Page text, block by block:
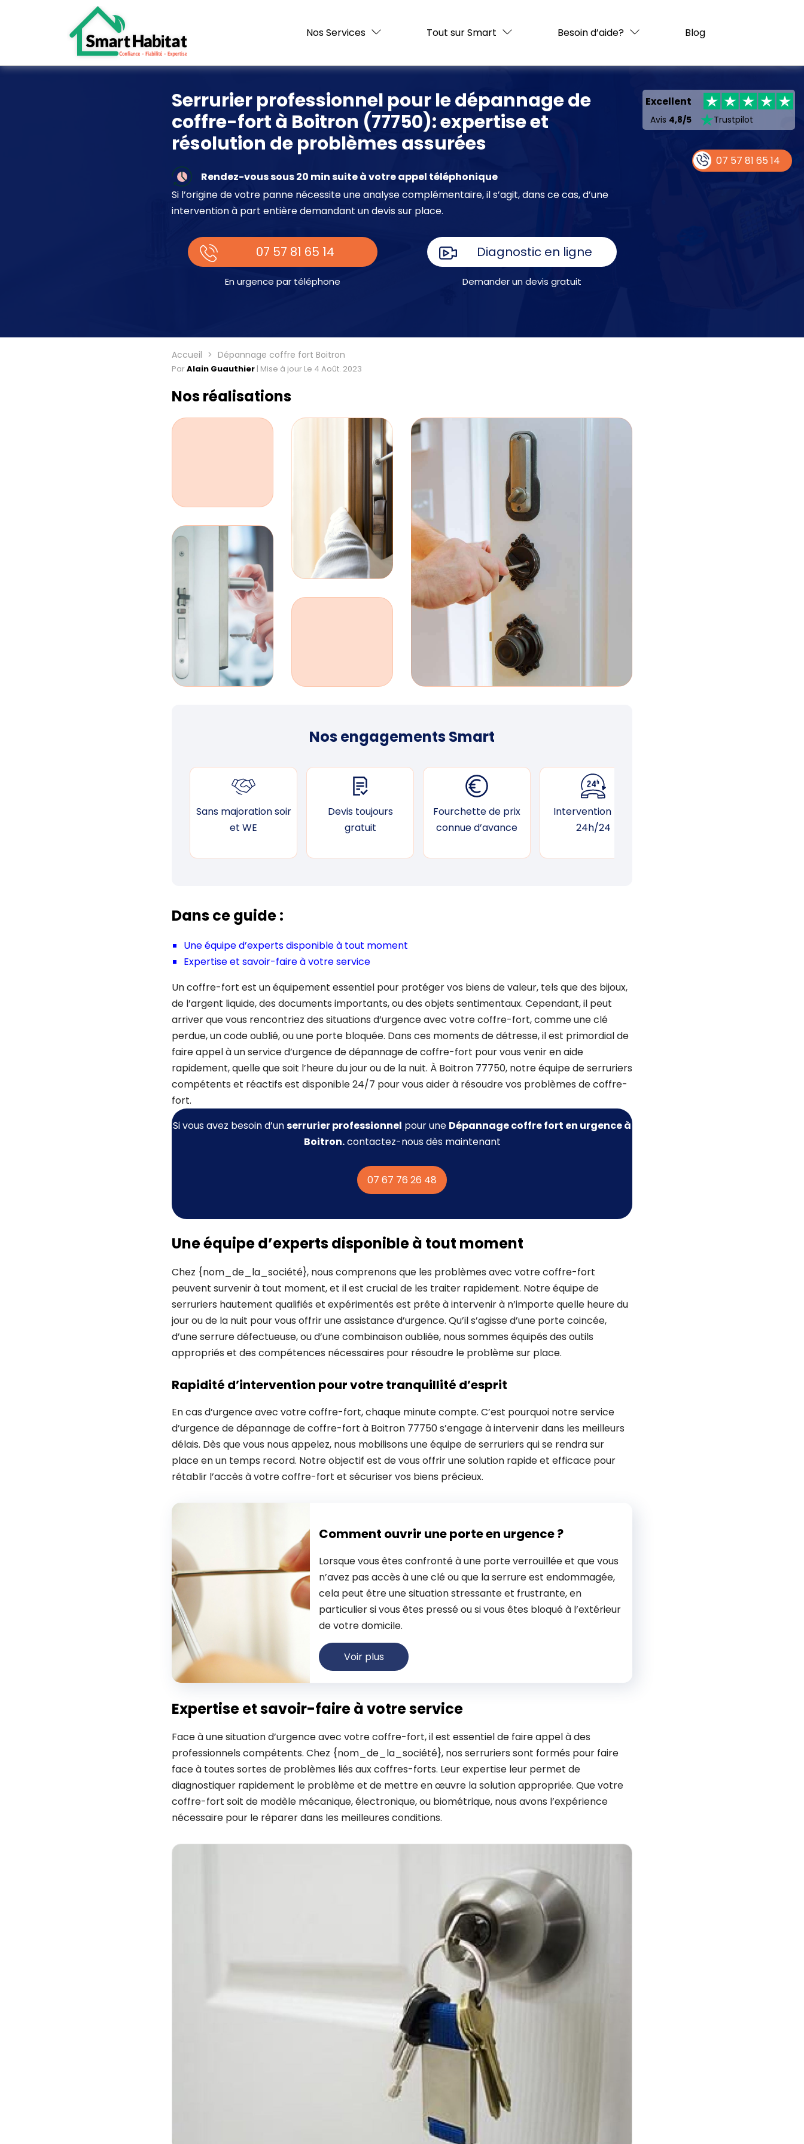
Nos Services Tout sur Smart Besoin d’aide? Blog
Serrurier professionnel pour le dépannage de
coffre-fort à Boitron (77750): expertise et
résolution de problèmes assurées
Rendez-vous sous 20 min suite à votre appel téléphonique
Si l’origine de votre panne nécessite une analyse complémentaire, il s’agit, dans ce cas, d’une
intervention à part entière demandant un devis sur place.
07 57 81 65 14
En urgence par téléphone
Diagnostic en ligne
Demander un devis gratuit
Accueil Dépannage coffre fort Boitron
ParAlain Guauthier | Mise à jour Le 4 Août. 2023
Nos réalisations
Nos engagements Smart
Sans majoration soir
et WE
Devis toujours
gratuit
Fourchette de prix
connue d’avance
Intervention 7j/7,
24h/24
Dans ce guide :
Une équipe d’experts disponible à tout moment
Expertise et savoir-faire à votre service
Un coffre-fort est un équipement essentiel pour protéger vos biens de valeur, tels que des bijoux,
de l’argent liquide, des documents importants, ou des objets sentimentaux. Cependant, il peut
arriver que vous rencontriez des situations d’urgence avec votre coffre-fort, comme une clé
perdue, un code oublié, ou une porte bloquée. Dans ces moments de détresse, il est primordial de
faire appel à un service d’urgence de dépannage de coffre-fort pour vous venir en aide
rapidement, quelle que soit l’heure du jour ou de la nuit. À Boitron 77750, notre équipe de serruriers
compétents et réactifs est disponible 24/7 pour vous aider à résoudre vos problèmes de coffre-
fort.
Si vous avez besoin d’unserrurier professionnel pour une Dépannage coffre fort en urgence à
Boitron.contactez-nous dès maintenant
07 67 76 26 48
Une équipe d’experts disponible à tout moment
Chez {nom_de_la_société}, nous comprenons que les problèmes avec votre coffre-fort
peuvent survenir à tout moment, et il est crucial de les traiter rapidement. Notre équipe de
serruriers hautement qualifiés et expérimentés est prête à intervenir à n’importe quelle heure du
jour ou de la nuit pour vous offrir une assistance d’urgence. Qu’il s’agisse d’une porte coincée,
d’une serrure défectueuse, ou d’une combinaison oubliée, nous sommes équipés des outils
appropriés et des compétences nécessaires pour résoudre le problème sur place.
Rapidité d’intervention pour votre tranquillité d’esprit
En cas d’urgence avec votre coffre-fort, chaque minute compte. C’est pourquoi notre service
d’urgence de dépannage de coffre-fort à Boitron 77750 s’engage à intervenir dans les meilleurs
délais. Dès que vous nous appelez, nous mobilisons une équipe de serruriers qui se rendra sur
place en un temps record. Notre objectif est de vous offrir une solution rapide et efficace pour
rétablir l’accès à votre coffre-fort et sécuriser vos biens précieux.
Comment ouvrir une porte en urgence ?
Lorsque vous êtes confronté à une porte verrouillée et que vous
n’avez pas accès à une clé ou que la serrure est endommagée,
cela peut être une situation stressante et frustrante, en
particulier si vous êtes pressé ou si vous êtes bloqué à l’extérieur
de votre domicile.
Voir plus
Expertise et savoir-faire à votre service
Face à une situation d’urgence avec votre coffre-fort, il est essentiel de faire appel à des
professionnels compétents. Chez {nom_de_la_société}, nos serruriers sont formés pour faire
face à toutes sortes de problèmes liés aux coffres-forts. Leur expertise leur permet de
diagnostiquer rapidement le problème et de mettre en œuvre la solution appropriée. Que votre
coffre-fort soit de modèle mécanique, électronique, ou biométrique, nous avons l’expérience
nécessaire pour le réparer dans les meilleures conditions.
Excellent
Avis 4,8/5 Trustpilot
07 57 81 65 14